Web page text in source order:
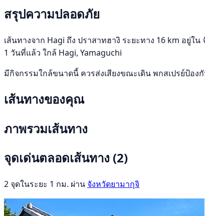
สรุปความปลอดภัย
เส้นทางจาก Hagi ถึง ปราสาทฮางิ ระยะทาง 16 km อยู่
1 วันที่แล้ว ใกล้ Hagi, Yamaguchi
มีกิจกรรมใกล้ขนาดนี้ ควรส่งเสียงขณะเดิน พกสเปรย์ป้อง
เส้นทางของคุณ
ภาพรวมเส้นทาง
จุดเด่นตลอดเส้นทาง (2)
2 จุดในระยะ 1 กม. ผ่าน จังหวัดยามากุจิ